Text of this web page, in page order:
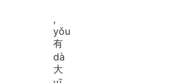
,
yǒu
有
dà
大